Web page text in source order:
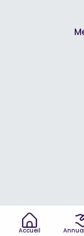
Accueil